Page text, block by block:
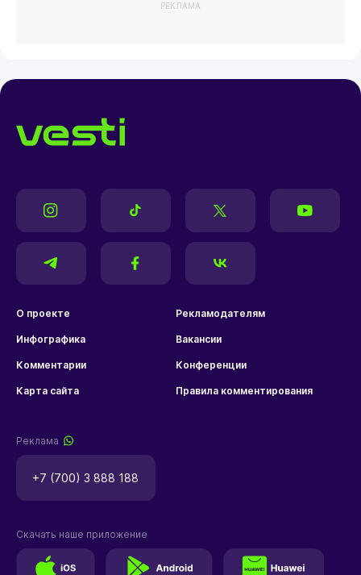
РЕКЛАМА
О проекте Рекламодателям
Инфографика Вакансии
Комментарии Конференции
Карта сайта Правила комментирования
Реклама
+7 (700) 3 888 188
Скачать наше приложение